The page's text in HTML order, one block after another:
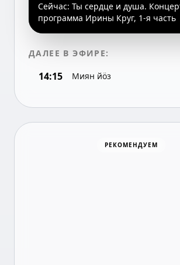
Сейчас: Ты сердце и душа.
программа Ирины Круг, 1-я часть
ДАЛЕЕ В ЭФИРЕ:
14:15 Миян йöз
РЕКОМЕНДУЕМ
Хоккей